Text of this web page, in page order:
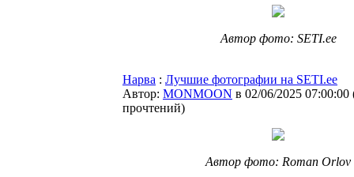
Автор фото: SETI.ee
Нарва : Лучшие фотографии на SETI.ee
Автор: MONMOON в 02/06/2025 07:00:00
прочтений)
Автор фото: Roman Orlov